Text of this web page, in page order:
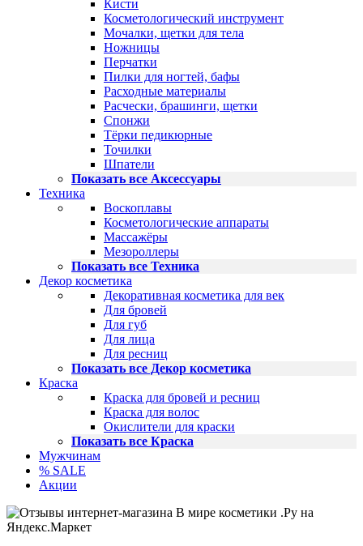
Кисти
Косметологический инструмент
Мочалки, щетки для тела
Ножницы
Перчатки
Пилки для ногтей, бафы
Расходные материалы
Расчески, брашинги, щетки
Спонжи
Тёрки педикюрные
Точилки
Шпатели
Показать все Аксессуары
Техника
Воскоплавы
Косметологические аппараты
Массажёры
Мезороллеры
Показать все Техника
Декор косметика
Декоративная косметика для век
Для бровей
Для губ
Для лица
Для ресниц
Показать все Декор косметика
Краска
Краска для бровей и ресниц
Краска для волос
Окислители для краски
Показать все Краска
Мужчинам
% SALE
Акции